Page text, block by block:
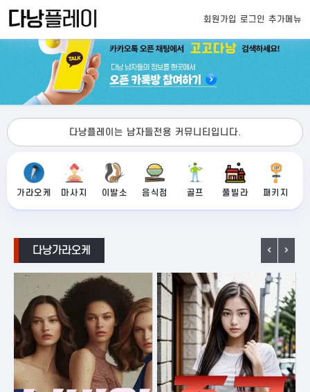
회원가입 로그인 추가메뉴
다낭플레이는 남자들전용 커뮤니티입니다.
가라오케 마사지 이발소 음식점 골프 풀빌라 패키지
다낭가라오케